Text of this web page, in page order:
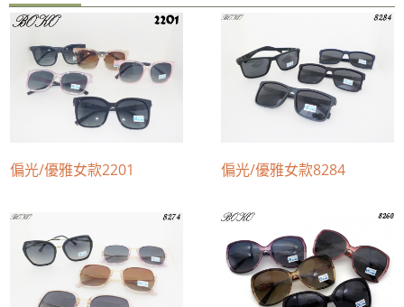
偏光/優雅女款2201 偏光/優雅女款8284